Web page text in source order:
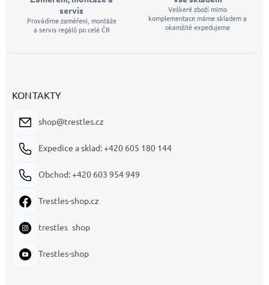
servis
Provádíme zaměření, montáže
a servis regálů po celé ČR
Veškeré zboží mimo
komplementace máme skladem a
okamžitě expedujeme
KONTAKTY
shop@trestles.cz
Expedice a sklad: +420 605 180 144
Obchod: +420 603 954 949
Trestles-shop.cz
trestles_shop
Trestles-shop